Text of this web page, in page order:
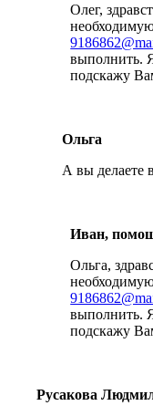
Олег,
выполнить.
подскажу
Ольга
А вы делаете
Иван,
Ольга,
выполнить.
подскажу
Русакова